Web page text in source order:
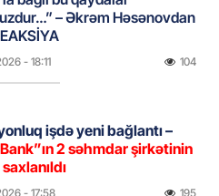
– Əkrəm Həsənovdan
- 18:11 104
işdə yeni bağlantı –
2 səhmdar şirkətinin
- 17:58 195